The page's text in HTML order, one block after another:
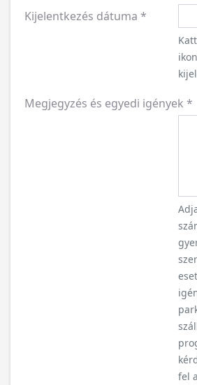
Kijelentkezés dátuma *
Megjegyzés és egyedi igények *
fel